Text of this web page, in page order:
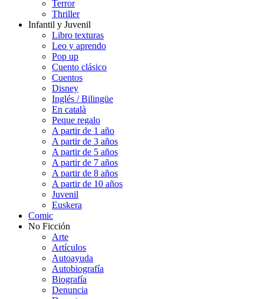
Terror
Thriller
Infantil y Juvenil
Libro texturas
Leo y aprendo
Pop up
Cuento clásico
Cuentos
Disney
Inglés / Bilingüe
En català
Peque regalo
A partir de 1 año
A partir de 3 años
A partir de 5 años
A partir de 7 años
A partir de 8 años
A partir de 10 años
Juvenil
Euskera
Comic
No Ficción
Arte
Artículos
Autoayuda
Autobiografía
Biografía
Denuncia